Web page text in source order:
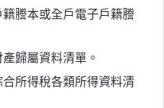
謄本或全戶電子戶籍謄
歸屬資料清單。
所得稅各類所得資料清